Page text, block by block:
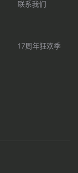
联系我们
17周年狂欢季